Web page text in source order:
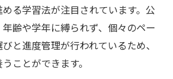
る学習法が注目されています。公
齢や学年に縛られず、個々のペー
と進度管理が行われているため、
ことができます。